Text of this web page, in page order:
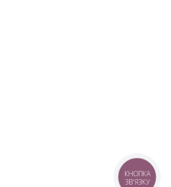
КНОПКА
ЗВ'ЯЗКУ